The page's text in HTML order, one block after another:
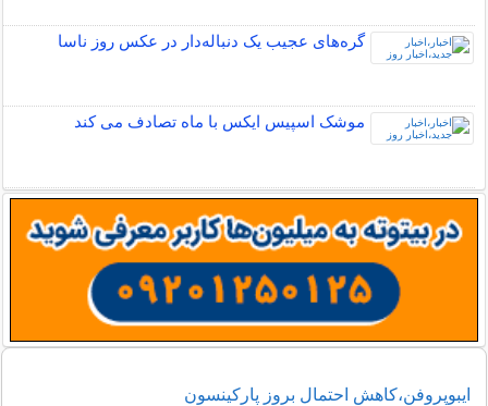
گره‌های عجیب یک دنباله‌دار در عکس روز ناسا
موشک اسپیس ایکس با ماه تصادف می کند
ایبوپروفن،کاهش احتمال بروز پاركینسون